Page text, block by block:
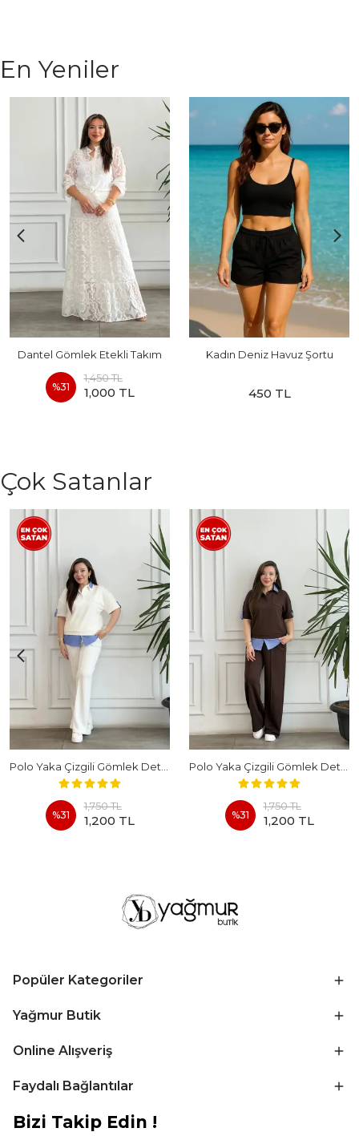
En Yeniler
Dantel Gömlek Etekli Takım
%31
1,450 TL
1,000 TL
Kadın Deniz Havuz Şortu
450 TL
Çok Satanlar
%31
1,750 TL
1,200 TL %31
1,750 TL
1,200 TL
Popüler Kategoriler
Yağmur Butik
Online Alışveriş
Faydalı Bağlantılar
Bizi Takip Edin !